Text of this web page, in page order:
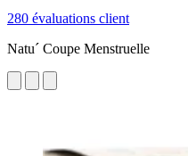
280 évaluations client
Natu´ Coupe Menstruelle